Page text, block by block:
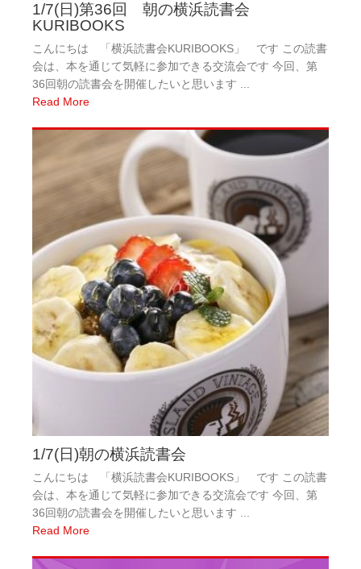
1/7(日)第36回 朝の横浜読書会
KURIBOOKS
こんにちは 「横浜読書会KURIBOOKS」 です この読書
会は、本を通じて気軽に参加できる交流会です 今回、第
36回朝の読書会を開催したいと思います ...
Read More
1/7(日)朝の横浜読書会
こんにちは 「横浜読書会KURIBOOKS」 です この読書
会は、本を通じて気軽に参加できる交流会です 今回、第
36回朝の読書会を開催したいと思います ...
Read More